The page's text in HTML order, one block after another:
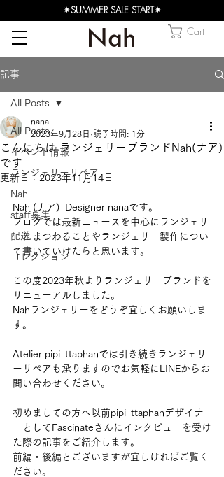
✴︎SUMMER SALE START✴︎
Cart
記事
All Posts
イベント情報
ランジェリーリペア
Nah
staff募集
配送
コレクション
All Posts
こんにちは ランジェリーブランドNah(ナア)
です
nana
2023年9月28日 読了時間: 1分
更新日： 2023年11月14日
Nah (ナア)  Designer nanaです。
ブログでは最新ニュースを中心にランジェリ
ーにまつわることやランジェリー製作につい
て書いていけたらと思います。
この度2023年秋よりランジェリーブランドを
リニューアルしました。
Nahランジェリーをどうぞ宜しくお願いしま
す。
Atelier pipi_ttaphanでは引き続きランジェリ
ーリペアも承りますのでお気軽にLINEからお
問い合わせください。
初めましての方へ以前pipi_ttaphanデザイナ
ーとしてFascinateさんにインタビューを受け
た際の記事をご紹介します。
前編・後編とございますが宜しければご覧く
ださい。